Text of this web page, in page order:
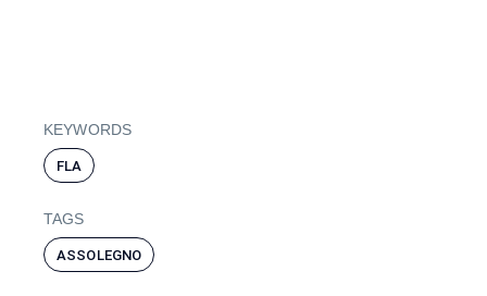
KEYWORDS
FLA
TAGS
ASSOLEGNO